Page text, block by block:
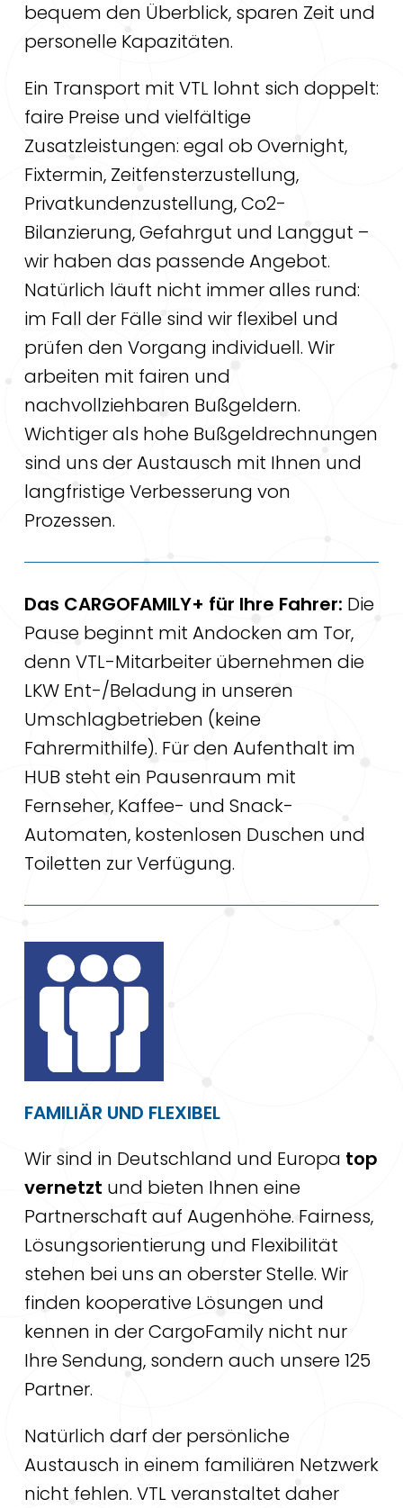
bequem den Überblick, sparen Zeit und
personelle Kapazitäten.
Ein Transport mit VTL lohnt sich doppelt:
faire Preise und vielfältige
Zusatzleistungen: egal ob Overnight,
Fixtermin, Zeitfensterzustellung,
Privatkundenzustellung, Co2-
Bilanzierung, Gefahrgut und Langgut –
wir haben das passende Angebot.
Natürlich läuft nicht immer alles rund:
im Fall der Fälle sind wir flexibel und
prüfen den Vorgang individuell. Wir
arbeiten mit fairen und
nachvollziehbaren Bußgeldern.
Wichtiger als hohe Bußgeldrechnungen
sind uns der Austausch mit Ihnen und
langfristige Verbesserung von
Prozessen.
Das CARGOFAMILY+ für Ihre Fahrer: Die
Pause beginnt mit Andocken am Tor,
denn VTL-Mitarbeiter übernehmen die
LKW Ent-/Beladung in unseren
Umschlagbetrieben (keine
Fahrermithilfe). Für den Aufenthalt im
HUB steht ein Pausenraum mit
Fernseher, Kaffee- und Snack-
Automaten, kostenlosen Duschen und
Toiletten zur Verfügung.
FAMILIÄR UND FLEXIBEL
Wir sind in Deutschland und Europa top
vernetzt und bieten Ihnen eine
Partnerschaft auf Augenhöhe. Fairness,
Lösungsorientierung und Flexibilität
stehen bei uns an oberster Stelle. Wir
finden kooperative Lösungen und
kennen in der CargoFamily nicht nur
Ihre Sendung, sondern auch unsere 125
Partner.
Natürlich darf der persönliche
Austausch in einem familiären Netzwerk
nicht fehlen. VTL veranstaltet daher